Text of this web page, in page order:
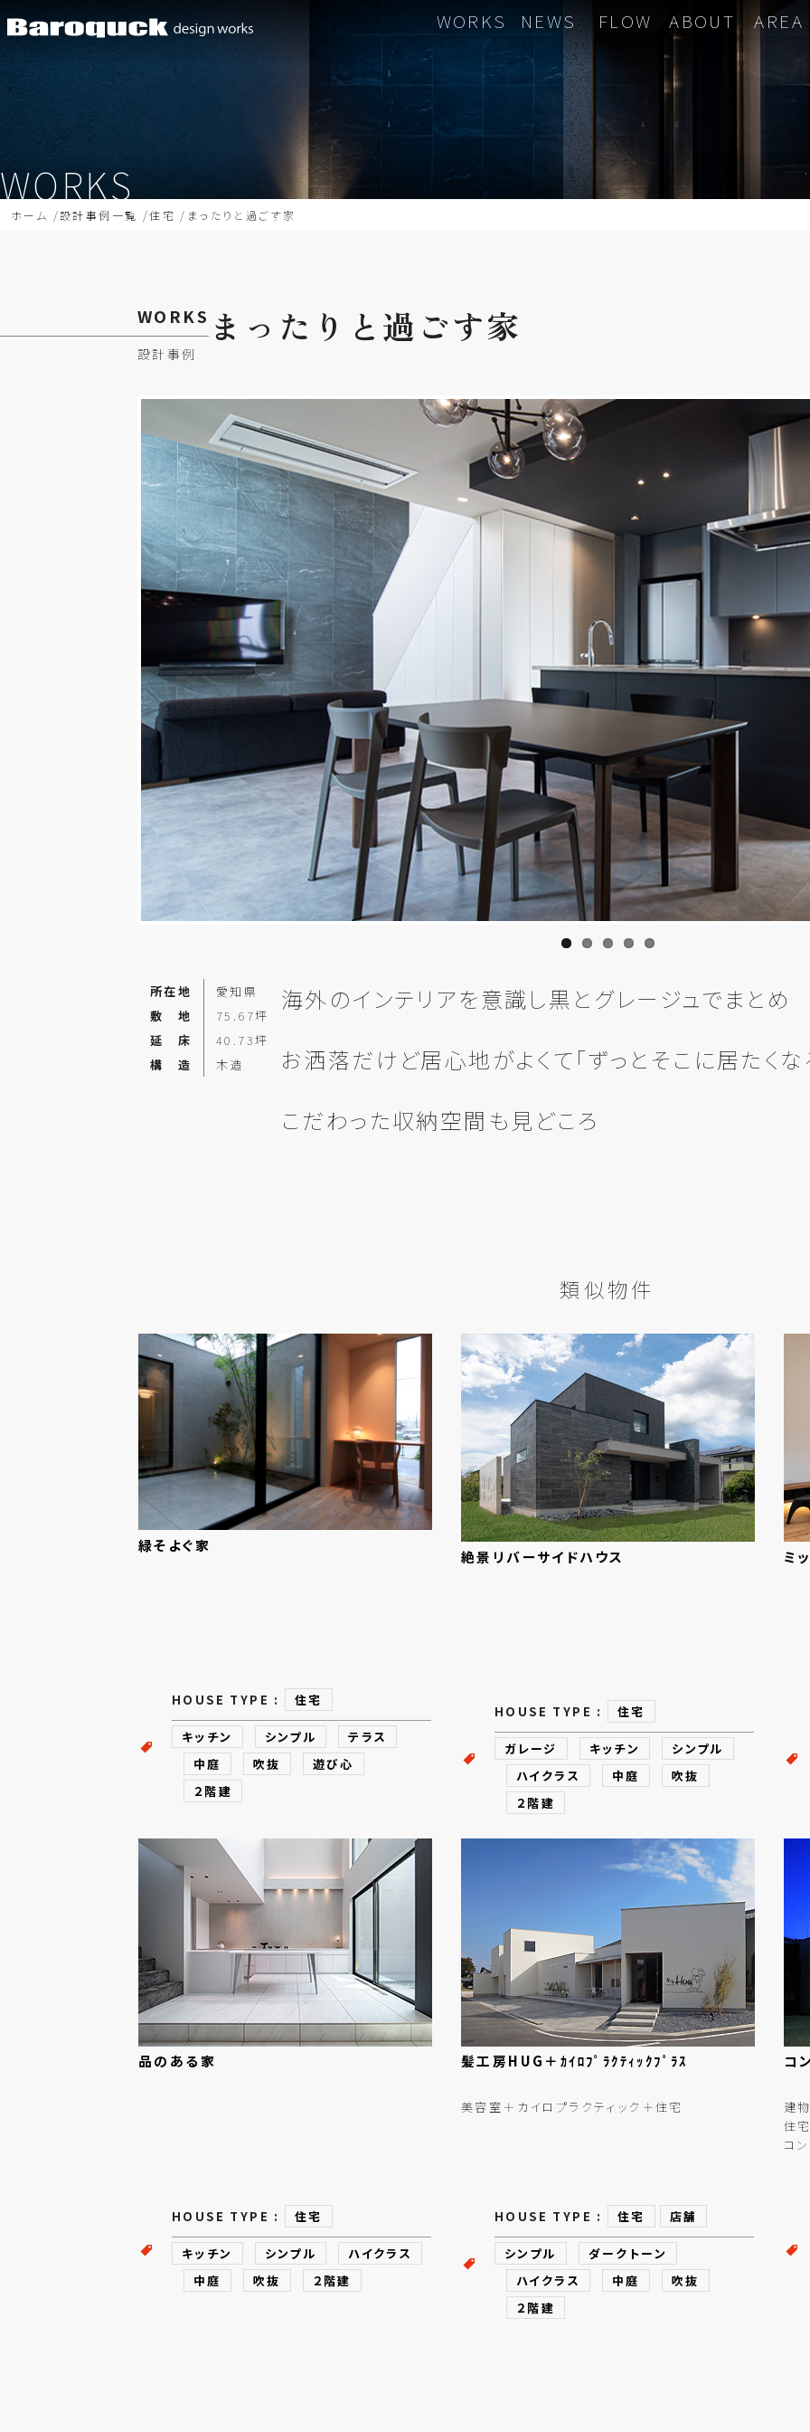
WORKS NEWS FLOW ABOUT AREA
WORKS
ホーム 設計事例一覧 住宅 まったりと過ごす家
WORKS
設計事例
まったりと過ごす家
所在地
愛知県
敷 地
75.67坪
延 床
40.73坪
構 造
木造
海外のインテリアを意識し黒と グレージュでまとめ
お洒落だけど居心地がよくて 「ずっと そこに居たく
こだわった収納空間も 見どころ
類似物件
緑そよぐ家
HOUSE TYPE : 住宅
キッチン シンプル
テラス
中庭
吹抜
遊び心
２階建
絶景リバーサイドハウス
HOUSE TYPE : 住宅
ガレージ キッチン
シンプル
ハイクラス
中庭
吹抜
２階建
ミ
品の ある家
HOUSE TYPE : 住宅
キッチン シンプル
ハイクラス
中庭
吹抜 ２階建
髪工房HUG＋ｶｲﾛﾌﾟﾗｸﾃｨｯｸﾌﾟﾗｽ
美容室＋カイロプラクティック＋住宅
HOUSE TYPE : 住宅 店舗
シンプル
ダークトーン
ハイクラス
中庭
吹抜
２階建
コ
建
住
コ